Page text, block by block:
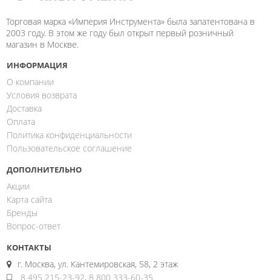
Торговая марка «Империя Инструмента» была запатентована в
2003 году. В этом же году был открыт первый розничный
магазин в Москве.
ИНФОРМАЦИЯ
О компании
Условия возврата
Доставка
Оплата
Политика конфиденциальности
Пользовательское соглашение
ДОПОЛНИТЕЛЬНО
Акции
Карта сайта
Бренды
Вопрос-ответ
КОНТАКТЫ
г. Москва, ул. Кантемировская, 58, 2 этаж
8 495 215-23-92, 8 800 333-60-35